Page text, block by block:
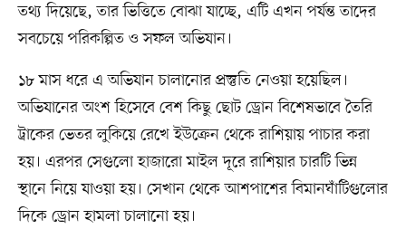
তথ্য দিয়েছে, তার ভিত্তিতে বোঝা যাচ্ছে, এটি এখন পর্যন্ত তাদের
সবচেয়ে পরিকল্পিত ও সফল অভিযান।
১৮ মাস ধরে এ অভিযান চালানোর প্রস্তুতি নেওয়া হয়েছিল।
অভিযানের অংশ হিসেবে বেশ কিছু ছোট ড্রোন বিশেষভাবে তৈরি
ট্রাকের ভেতর লুকিয়ে রেখে ইউক্রেন থেকে রাশিয়ায় পাচার করা
হয়। এরপর সেগুলো হাজারো মাইল দূরে রাশিয়ার চারটি ভিন্ন
স্থানে নিয়ে যাওয়া হয়। সেখান থেকে আশপাশের বিমানঘাঁটিগুলোর
দিকে ড্রোন হামলা চালানো হয়।